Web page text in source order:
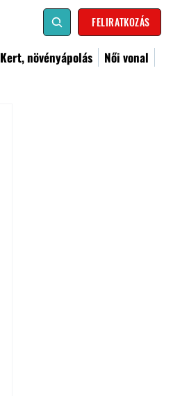
FELIRATKOZÁS
Kert, növényápolás Női vonal